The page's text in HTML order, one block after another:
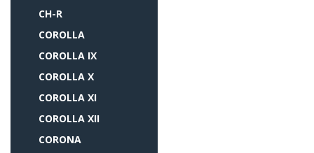
CH-R
COROLLA
COROLLA IX
COROLLA X
COROLLA XI
COROLLA XII
CORONA